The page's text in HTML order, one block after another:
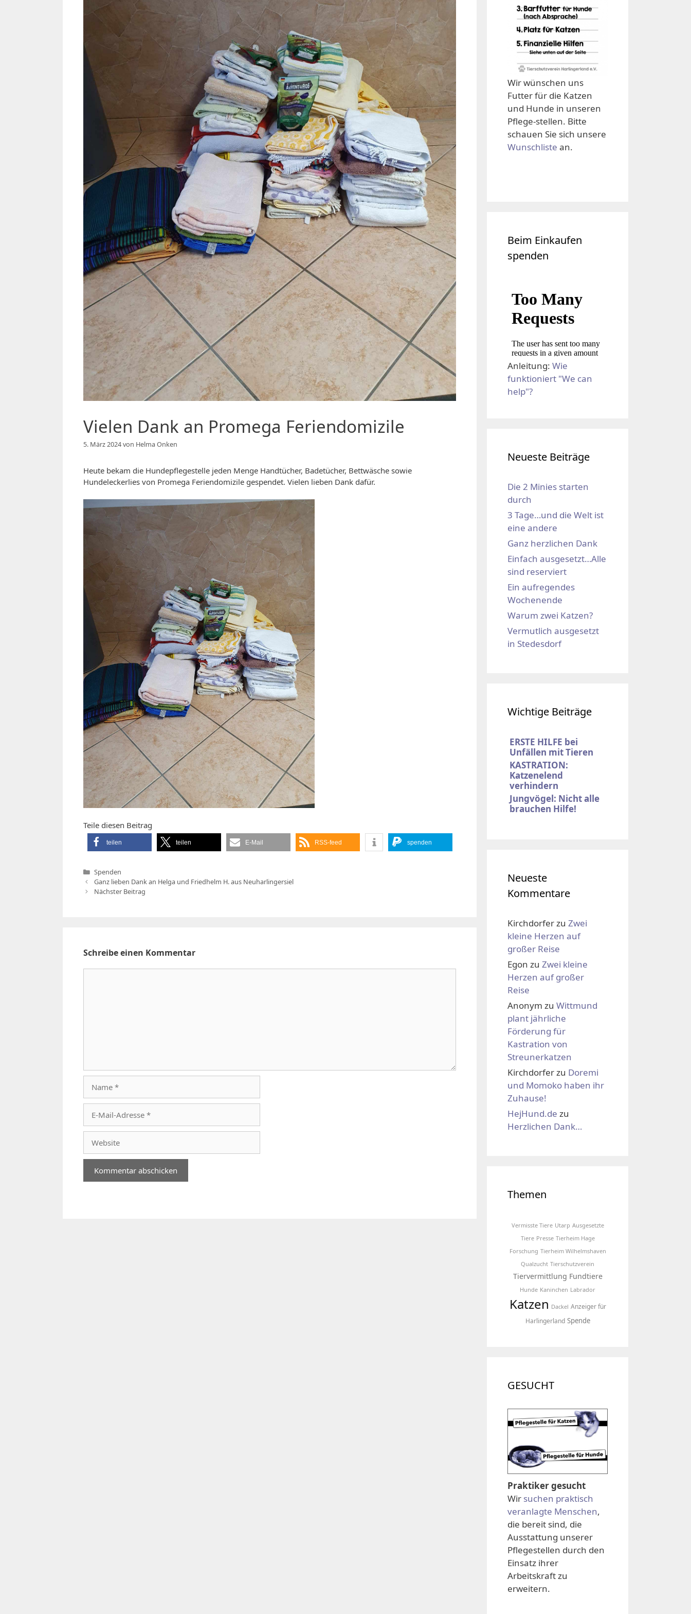
Vielen Dank an Promega Feriendomizile
5. März 2024von Helma Onken
Heute bekam die Hundepflegestelle jeden Menge Handtücher, Badetücher, Bettwäsche sowie
Hundeleckerlies von Promega Feriendomizile gespendet. Vielen lieben Dank dafür.
Teile diesen Beitrag
teilen teilen E-Mail RSS-feed spenden
Kategorien
Spenden
Ganz lieben Dank an Helga und Friedhelm H. aus Neuharlingersiel
Nächster Beitrag
Schreibe einen Kommentar
Mail-
Adresse
Wir wünschen uns
Futter für die Katzen
und Hunde in unseren
Pflege-stellen. Bitte
schauen Sie sich unsere
Wunschliste an.
Beim Einkaufen
spenden
Anleitung: Wie
funktioniert "We can
help"?
Neueste Beiträge
Die 2 Minies starten
durch
3 Tage…und die Welt ist
eine andere
Ganz herzlichen Dank
Einfach ausgesetzt…Alle
sind reserviert
Ein aufregendes
Wochenende
Warum zwei Katzen?
Vermutlich ausgesetzt
in Stedesdorf
Wichtige Beiträge
ERSTE HILFE bei
Unfällen mit Tieren
KASTRATION:
Katzenelend
verhindern
Jungvögel: Nicht alle
brauchen Hilfe!
Neueste
Kommentare
Kirchdorferzu Zwei
kleine Herzen auf
großer Reise
Egon zu Zwei kleine
Herzen auf großer
Reise
Anonym zu Wittmund
plant jährliche
Förderung für
Kastration von
Streunerkatzen
Kirchdorferzu Doremi
und Momoko haben ihr
Zuhause!
HejHund.de zu
Herzlichen Dank…
Themen
Vermisste Tiere Utarp Ausgesetzte
Tiere Presse Tierheim Hage
Forschung Tierheim Wilhelmshaven
Qualzucht Tierschutzverein
Tiervermittlung Fundtiere
Hunde Kaninchen Labrador
Katzen Dackel Anzeiger für
Harlingerland Spende
GESUCHT
Praktiker gesucht
Wir suchen praktisch
veranlagte Menschen,
die bereit sind, die
Ausstattung unserer
Pflegestellen durch den
Einsatz ihrer
Arbeitskraft zu
erweitern.